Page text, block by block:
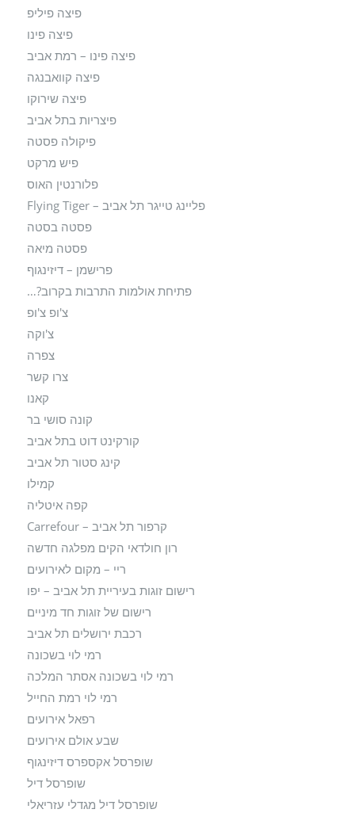
פיצה פיליפ
פיצה פינו
פיצה פינו – רמת אביב
פיצה קוואבנגה
פיצה שירוקו
פיצריות בתל אביב
פיקולה פסטה
פיש מרקט
פלורנטין האוס
פליינג טייגר תל אביב – Flying Tiger
פסטה בסטה
פסטה מיאה
פרישמן – דיזינגוף
פתיחת אולמות התרבות בקרוב?…
צ'ופ צ'ופ
צ'וקה
צפרה
צרו קשר
קאנו
קונה סושי בר
קורקינט דוט בתל אביב
קינג סטור תל אביב
קמילו
קפה איטליה
קרפור תל אביב – Carrefour
רון חולדאי הקים מפלגה חדשה
ריי – מקום לאירועים
רישום זוגות בעיריית תל אביב – יפו
רישום של זוגות חד מיניים
רכבת ירושלים תל אביב
רמי לוי בשכונה
רמי לוי בשכונה אסתר המלכה
רמי לוי רמת החייל
רפאל אירועים
שבע אולם אירועים
שופרסל אקספרס דיזינגוף
שופרסל דיל
שופרסל דיל מגדלי עזריאלי